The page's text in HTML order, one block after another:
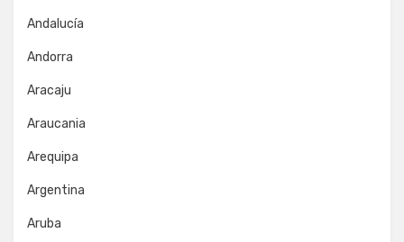
Andalucía
Andorra
Aracaju
Araucania
Arequipa
Argentina
Aruba